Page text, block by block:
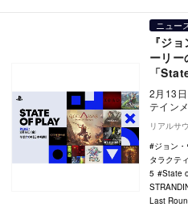
ニュー
『ジ
ーリ
「
ックア
2月13
テイン
た。本
リアルサ
ジョン
タラクテ
5
State
Last